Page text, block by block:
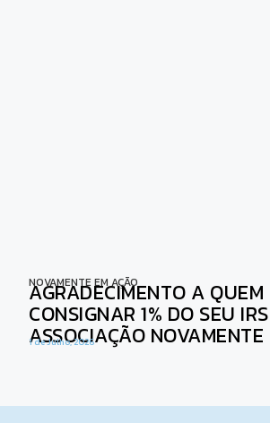
NOVAMENTE EM AÇÃO
AGRADECIMENTO A QUEM
CONSIGNAR 1% DO SEU
ASSOCIAÇÃO NOVAMENTE
1 de Julho, 2026